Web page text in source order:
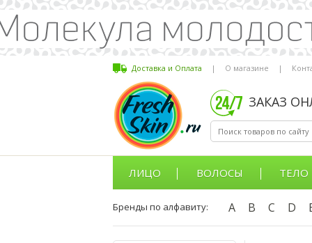
Доставка и Оплата | О магазине |
ЗАКАЗ
ЛИЦО ВОЛОСЫ ТЕЛО
Бренды по алфавиту: A B C D